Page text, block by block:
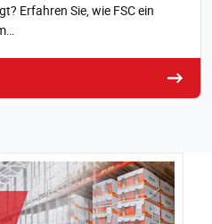
Erfahren Sie, wie FSC ein